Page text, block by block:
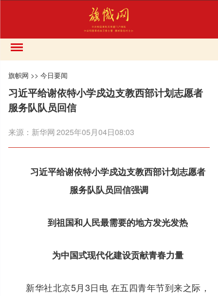
旗帜网 >>今日要闻
习近平给谢依特小学戍边支教西部计划志愿者
服务队队员回信
来源： 新华网2025年05月04日08:03
习近平给谢依特小学戍边支教西部计划志愿者
服务队队员回信强调
到祖国和人民最需要的地方发光发热
为中国式现代化建设贡献青春力量
新华社北京5月3日电 在五四青年节到来之际，